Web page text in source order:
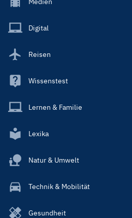
Main
Digital
Reisen
Wissenstest
Lernen & Familie
Lexika
Natur & Umwelt
Technik & Mobilität
Gesundheit